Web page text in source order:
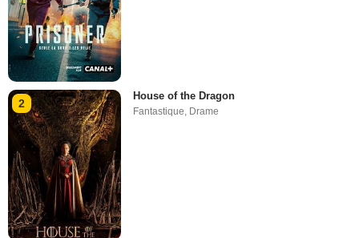
2
House of the Dragon
Fantastique Drame